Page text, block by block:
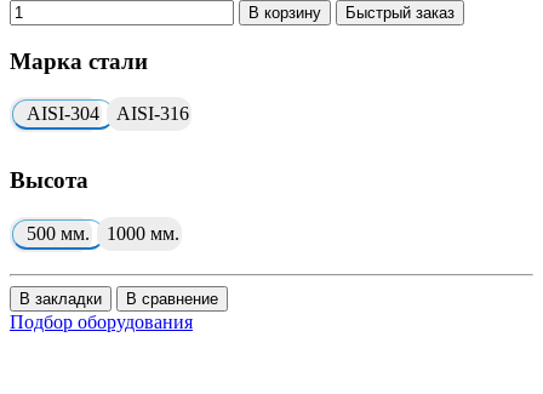
В корзину Быстрый заказ
Марка стали
AISI-304 AISI-316
Высота
500 мм. 1000 мм.
В закладки В сравнение
Подбор оборудования